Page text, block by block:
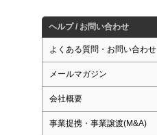
ヘルプ / お問い合わせ
よくある質問・お問い合わせ
メールマガジン
会社概要
事業提携・事業譲渡(M&A)